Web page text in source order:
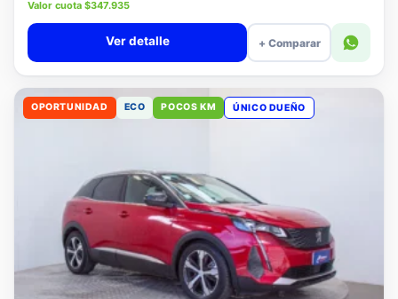
Precio lista $15.980.000
Valor cuota $347.935
+ Comparar
OPORTUNIDAD ECO POCOS KM